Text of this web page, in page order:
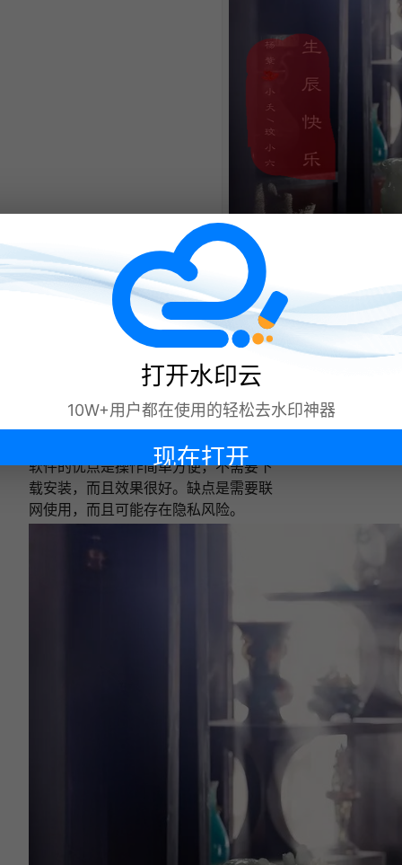
水印云一款在线的去图片水印的软件，
用户只需要上传图片，然后选择需要去
除的水印区域，就可以自动去除水印，
并且保持图片质量不变。这款软件支持
多种格式的图片，如jpg、png、bmp
等，而且可以批量处理多张图片。这款
软件的优点是操作简单方便，不需要下
载安装，而且效果很好。缺点是需要联
网使用，而且可能存在隐私风险。
享
易
作
南！
图片水印怎么批量去除？2026实测5款免费的
图片去水印工具！
打开水印云
10W+用户都在使用的轻松去水印神器
现在打开
下次再说